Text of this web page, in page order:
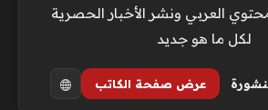
العربي ونشر الأخبار الحصرية
لكل ما هو جديد
عرض صفحة الكاتب